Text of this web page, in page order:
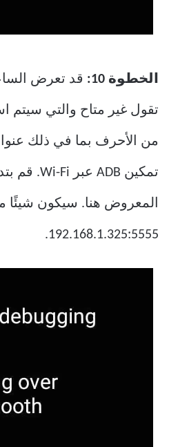
الخطوة 10: قد تعرض
تقول غير متاح والتي سيتم
المعروض هنا. سيكون شيئًا
192.168.1.325:5555.